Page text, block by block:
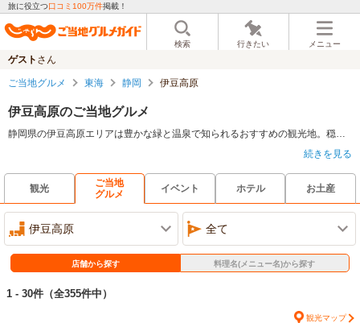
旅に役立つ口コミ100万件掲載！
検索 行きたい メニュー
ゲスト さん
ご当地グルメ 東海 静岡 伊豆高原
伊豆高原のご当地グルメ
静岡県の伊豆高原エリアは豊かな緑と温泉で知られるおすすめの観光地。穏やかな気候で別荘も多い。伏せた椀型の大室山がエリアのシンボル。城ヶ崎海岸では断崖空の迫力ある景色が楽しめる。大小さまざまな美術館があり、美術館めぐりもおすすめの観光コース。家族連れには伊豆ぐらんぱる公園のアクティビティがおすすめ。美味しいレストランがそろうグルメスポットでもあり、地元産の素材の味をを生かした料理が楽しめる。
続きを見る
観光
ご当地
グルメ
イベント ホテル お土産
伊豆高原 全て
店舗から探す 料理名(メニュー名)から探す
1 - 30件 （全355件中）
観光マップ